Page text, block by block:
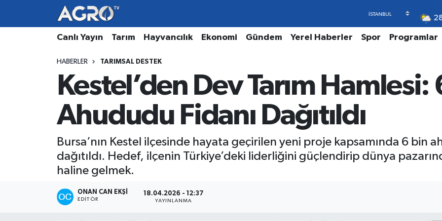
Canlı Yayın Tarım Hayvancılık Ekonomi Gündem Yerel Haberler Spor Programlar
HABERLER TARIMSAL DESTEK
Kestel’den Dev Tarım Hamlesi:
Ahududu Fidanı Dağıtıldı
Bursa’nın Kestel ilçesinde hayata geçirilen yeni proje kapsamında 6 bin
dağıtıldı. Hedef, ilçenin Türkiye’deki liderliğini güçlendirip dünya
haline gelmek.
ONAN CAN EKŞI
EDITÖR
18.04.2026 - 12:37
YAYINLANMA
Hava Durumu
Trafik Durumu
Süper Lig Puan Durumu ve Fikstür
Tüm Manşetler
Son Dakika Haberleri
Haber Arşivi